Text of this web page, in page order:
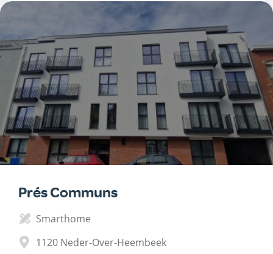
Prés Communs
Smarthome
1120 Neder-Over-Heembeek